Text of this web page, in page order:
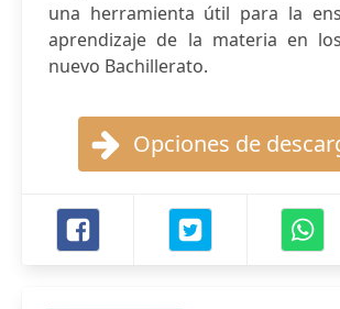
una herramienta útil para la
aprendizaje de la materia en
nuevo Bachillerato.
Opciones de